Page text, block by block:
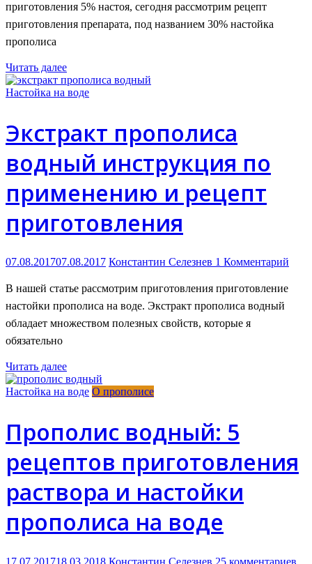
приготовления 5% настоя, сегодня рассмотрим рецепт
приготовления препарата, под названием 30% настойка
прополиса
Читать далее
Настойка на воде
Экстракт прополиса
водный инструкция по
применению и рецепт
приготовления
07.08.201707.08.2017 Константин Селезнев 1 Комментарий
В нашей статье рассмотрим приготовления приготовление
настойки прополиса на воде. Экстракт прополиса водный
обладает множеством полезных свойств, которые я
обязательно
Читать далее
Настойка на воде О прополисе
Прополис водный: 5
рецептов приготовления
раствора и настойки
прополиса на воде
17.07.201718.03.2018 Константин Селезнев 25 комментариев